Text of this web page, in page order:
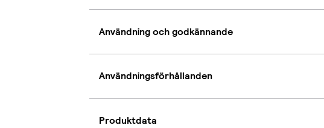
Användning och godkännande
Användningsförhållanden
Produktdata